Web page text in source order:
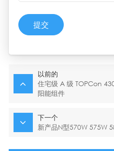
提交
以前的
住宅级 A 级 TOPCon
阳能组件
下一个
新产品N型570W 575W